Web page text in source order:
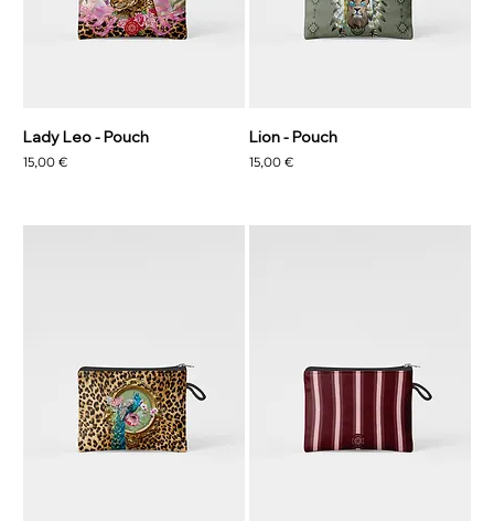
Lady Leo - Pouch
Precio
15,00 €
Lion - Pouch
Precio
15,00 €